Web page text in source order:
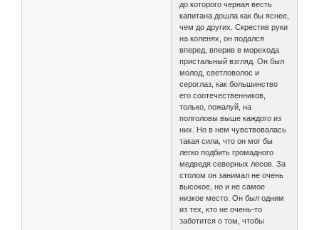
до которого черная весть
капитана дошла как бы яснее,
чем до других. Скрестив руки
на коленях, он подался
вперед, вперив в морехода
пристальный взгляд. Он был
молод, светловолос и
сероглаз, как большинство
его соотечественников,
только, пожалуй, на
полголовы выше каждого из
них. Но в нем чувствовалась
такая сила, что он мог бы
легко подбить громадного
медведя северных лесов. За
столом он занимал не очень
высокое, но и не самое
низкое место. Он был одним
из тех, кто не очень-то
заботится о том, чтобы